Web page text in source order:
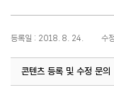
등록일 : 2018. 8. 24. 수
콘텐츠 등록 및 수정 문의